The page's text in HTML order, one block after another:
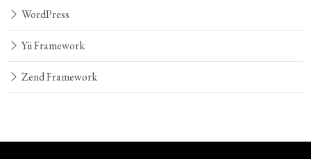
WordPress
Yii Framework
Zend Framework